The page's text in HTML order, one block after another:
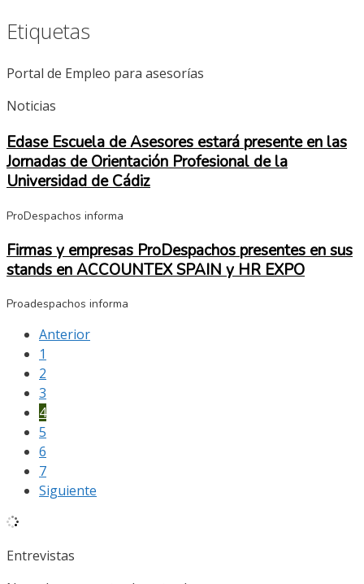
Etiquetas
Portal de Empleo para asesorías
Noticias
Edase Escuela de Asesores estará presente en las
Jornadas de Orientación Profesional de la
Universidad de Cádiz
ProDespachos informa
Firmas y empresas ProDespachos presentes en sus
stands en ACCOUNTEX SPAIN y HR EXPO
Proadespachos informa
Anterior
1
2
3
4
5
6
7
Siguiente
Entrevistas